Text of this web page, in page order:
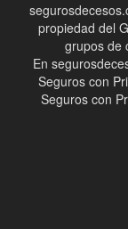
propiedad del
grupos de
En
Seguros con
Seguros con